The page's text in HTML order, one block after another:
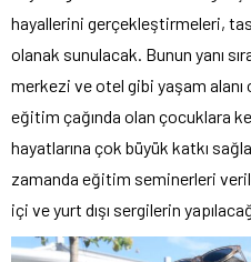
hayallerini gerçekleştirmeleri,
olanak sunulacak. Bunun yanı
merkezi ve otel gibi yaşam
eğitim çağında olan çocuklara
hayatlarına çok büyük katkı
zamanda eğitim seminerleri
içi ve yurt dışı sergilerin